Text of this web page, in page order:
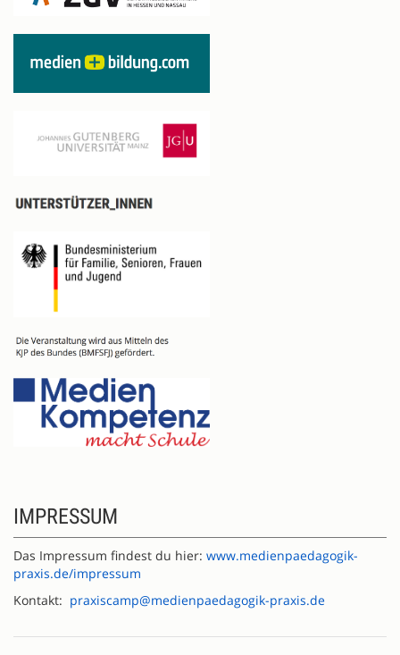
IMPRESSUM
Das Impressum findest du hier: www.medienpaedagogik-
praxis.de/impressum
Kontakt: praxiscamp@medienpaedagogik-praxis.de